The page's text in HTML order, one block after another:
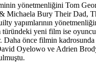
yönetmenliğini Tom
Michaela Bury Their Dad,
yapımlarının
türündeki yeni film ise
Daha önce filmin
Oyelowo ve Adrien